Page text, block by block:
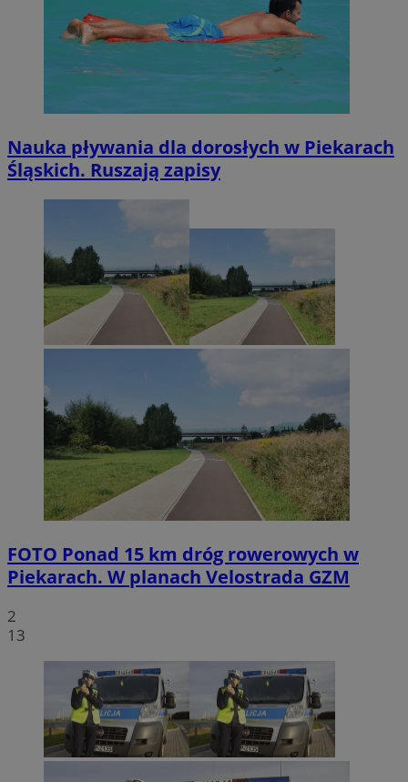
Nauka pływania dla dorosłych w Piekarach
Śląskich. Ruszają zapisy
FOTO Ponad 15 km dróg rowerowych w
Piekarach. W planach Velostrada GZM
2
13